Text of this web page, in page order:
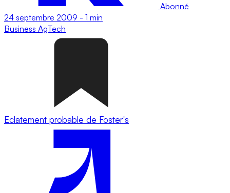
Abonné
24 septembre 2009 - 1 min
Business AgTech
Eclatement probable de Foster's